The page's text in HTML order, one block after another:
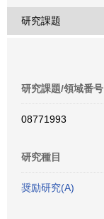
研究課題
研究課題/領域番号
08771993
研究種目
奨励研究(A)